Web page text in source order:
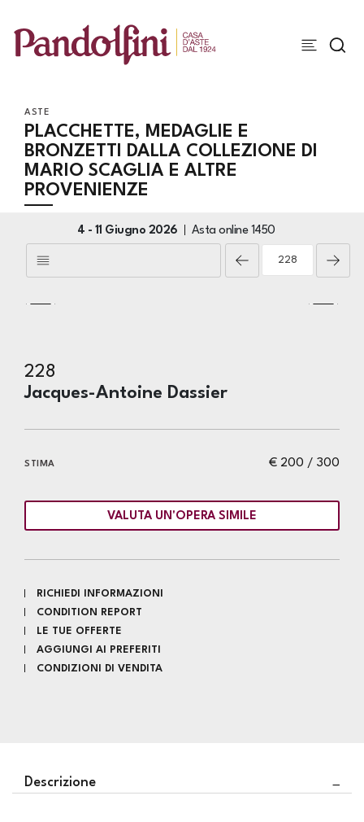
ASTE
PLACCHETTE, MEDAGLIE E
BRONZETTI DALLA COLLEZIONE DI
MARIO SCAGLIA E ALTRE
PROVENIENZE
4 - 11 Giugno 2026 Asta online 1450
228
Jacques-Antoine Dassier
€ 200 / 300
STIMA
VALUTA UN'OPERA SIMILE
RICHIEDI INFORMAZIONI
CONDITION REPORT
LE TUE OFFERTE
AGGIUNGI AI PREFERITI
CONDIZIONI DI VENDITA
Descrizione